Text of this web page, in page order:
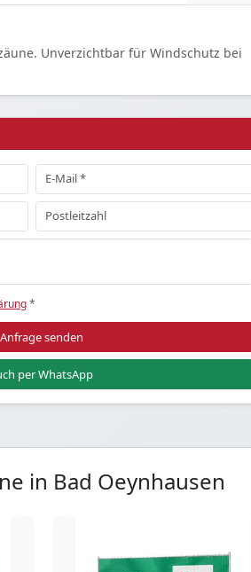
Unverzichtbar für Windschutz bei
*
Anfrage senden
per WhatsApp
in Bad Oeynhausen